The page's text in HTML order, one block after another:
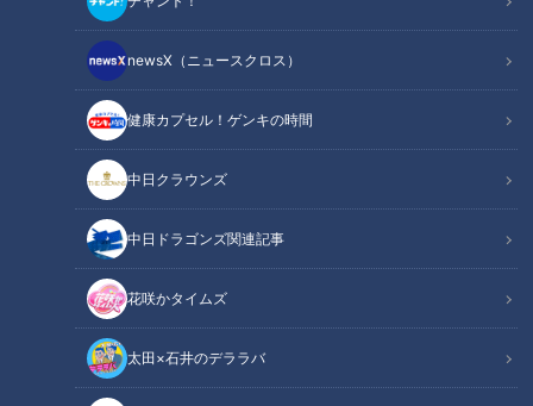
newsX（ニュースクロス）
健康カプセル！ゲンキの時間
中日クラウンズ
中日ドラゴンズ関連記事
花咲かタイムズ
太田×石井のデララバ
トラ本州縦断の旅
記事に戻る